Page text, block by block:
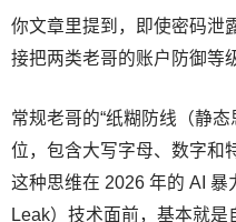
你文章里提到，即使密码泄
接把两类老哥的账户防御等
常规老哥的“纸糊防线（静
位，包含大写字母、数字和
这种思维在 2026 年的 AI
Leak）技术面前，基本就